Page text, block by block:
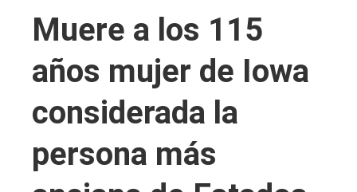
Muere a los 115
años mujer de Iowa
considerada la
persona más